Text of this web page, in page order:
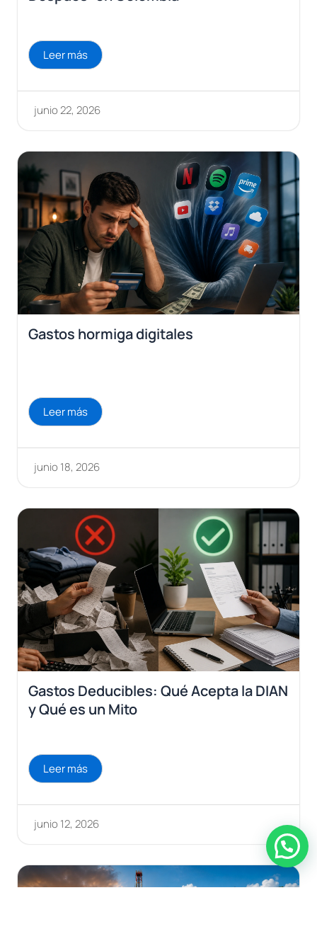
junio 22, 2026
Leer más
Gastos hormiga digitales
junio 18, 2026
Leer más
Gastos Deducibles: Qué Acepta la DIAN
y Qué es un Mito
junio 12, 2026
Leer más